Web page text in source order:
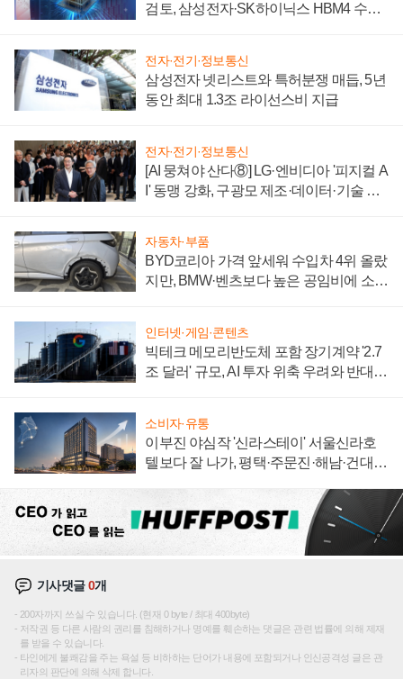
검토, 삼성전자·SK하이닉스 HBM4 수율
전자·전기·정보통신
삼성전자 넷리스트와 특허분쟁 매듭, 5년
동안 최대 1.3조 라이선스비 지급
전자·전기·정보통신
[AI 뭉쳐야 산다⑧] LG·엔비디아 '피지컬 A
I' 동맹 강화, 구광모 제조·데이터·기술 결
자동차·부품
BYD코리아 가격 앞세워 수입차 4위 올랐
지만, BMW·벤츠보다 높은 공임비에 소비
인터넷·게임·콘텐츠
빅테크 메모리반도체 포함 장기계약 '2.7
조 달러' 규모, AI 투자 위축 우려와 반대
소비자·유통
이부진 야심작 '신라스테이' 서울신라호
텔보다 잘 나가, 평택·주문진·해남·건대로
기사댓글0개
200자까지 쓰실 수 있습니다. (현재 0 byte / 최대 400byte)
저작권 등 다른 사람의 권리를 침해하거나 명예를 훼손하는 댓글은 관련 법률에 의해 제재
를 받을 수 있습니다.
타인에게 불쾌감을 주는 욕설 등 비하하는 단어가 내용에 포함되거나 인신공격성 글은 관
리자의 판단에 의해 삭제 합니다.